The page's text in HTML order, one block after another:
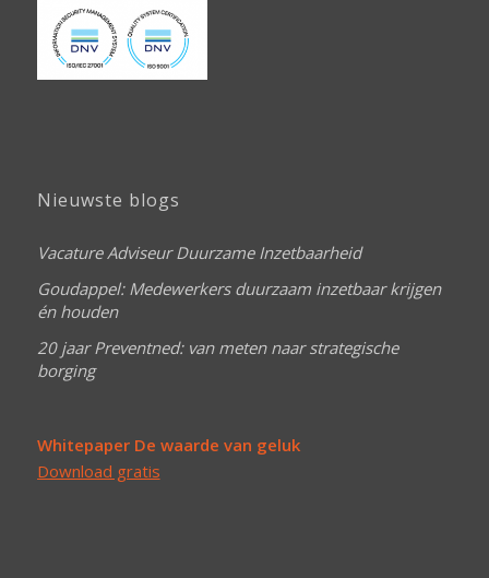
Nieuwste blogs
Vacature Adviseur Duurzame Inzetbaarheid
Goudappel: Medewerkers duurzaam inzetbaar krijgen
én houden
20 jaar Preventned: van meten naar strategische
borging
Whitepaper De waarde van geluk
Download gratis